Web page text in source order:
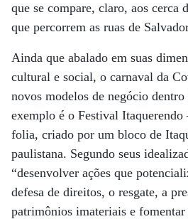
que se compare, claro, aos cerca
que percorrem as ruas de
Ainda que abalado em suas
cultural e social, o carnaval da
novos modelos de negócio
exemplo é o Festival Itaquerendo
folia, criado por um bloco de
paulistana. Segundo seus
“desenvolver ações que
defesa de direitos, o resgate, a
patrimônios imateriais e